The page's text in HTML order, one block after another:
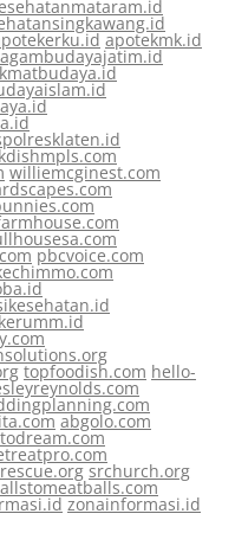
apotekmk.id
williemcginest.com
pbcvoice.com
topfoodish.com hello-
abgolo.com
srchurch.org
zonainformasi.id